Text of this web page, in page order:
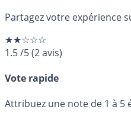
Partagez votre expérience
★★☆☆☆
1.5/5(2avis)
Vote rapide
Attribuez une note de 1 à 5